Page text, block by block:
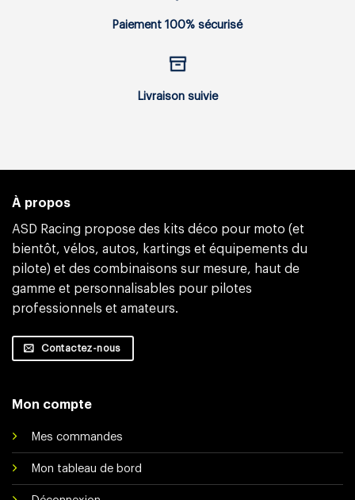
Paiement 100% sécurisé
Livraison suivie
À propos
ASD Racing propose des kits déco pour moto (et
bientôt, vélos, autos, kartings et équipements du
pilote) et des combinaisons sur mesure, haut de
gamme et personnalisables pour pilotes
professionnels et amateurs.
Contactez-nous
Mon compte
Mes commandes
Mon tableau de bord